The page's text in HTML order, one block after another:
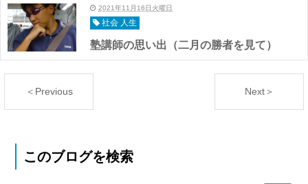
2021年11月16日火曜日
社会 人生
塾講師の思い出（二月の勝者を見て）
＜Previous Next＞
このブログを検索